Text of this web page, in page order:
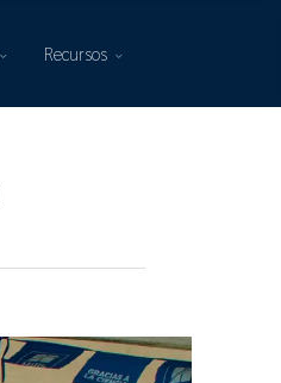
Recursos